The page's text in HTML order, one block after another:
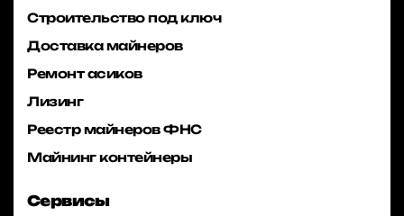
Строительство под ключ
Доставка майнеров
Ремонт асиков
Лизинг
Реестр майнеров ФНС
Майнинг контейнеры
Сервисы